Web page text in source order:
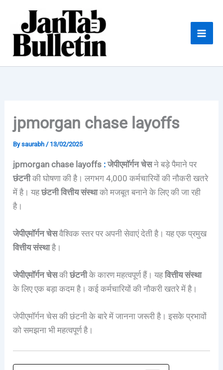
content
jpmorgan chase layoffs
Bysaurabh / 13/02/2025
jpmorgan chase layoffs : जेपीएमॉर्गन चेसने बड़े पैमाने पर
छंटनीकी घोषणा की है। लगभग 4,000 कर्मचारियों की नौकरी खतरे
में है। यहछंटनी वित्तीय संस्थाको मजबूत बनाने के लिए की जा रही
है।
जेपीएमॉर्गन चेसवैश्विक स्तर पर अपनी सेवाएं देती है। यह एक प्रमुख
वित्तीय संस्थाहै।
जेपीएमॉर्गन चेसकीछंटनीके कारण महत्वपूर्ण हैं। यहवित्तीय संस्था
के लिए एक बड़ा कदम है। कई कर्मचारियों की नौकरी खतरे में है।
जेपीएमॉर्गन चेस की छंटनी के बारे में जानना जरूरी है। इसके प्रभावों
को समझना भी महत्वपूर्ण है।